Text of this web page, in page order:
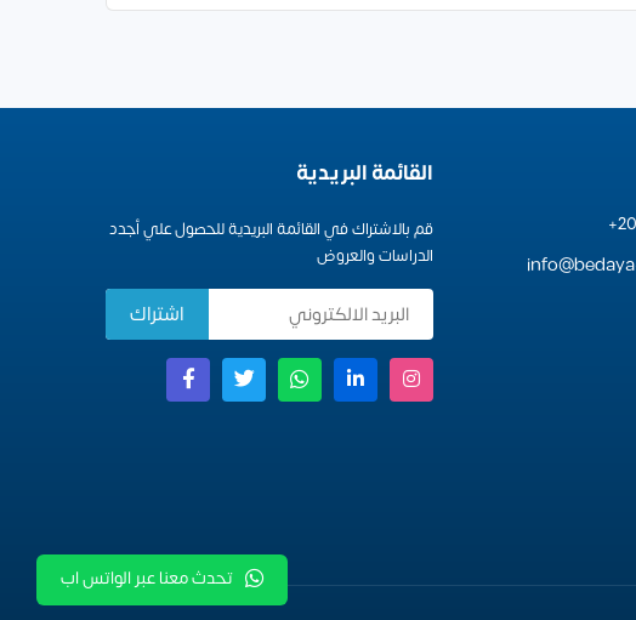
تحدث معنا عبر الواتس اب
القائمة البريدية
قم بالاشتراك في القائمة البريدية للحصول علي أجدد
الدراسات والعروض